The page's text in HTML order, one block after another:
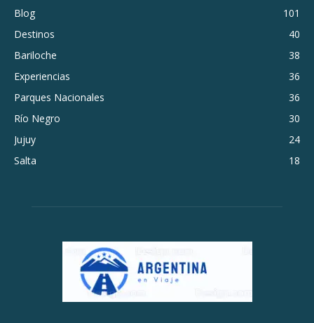
Blog
101
Destinos
40
Bariloche
38
Experiencias
36
Parques Nacionales
36
Río Negro
30
Jujuy
24
Salta
18